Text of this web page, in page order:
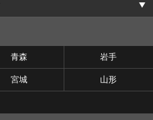
青森 岩手
宮城 山形